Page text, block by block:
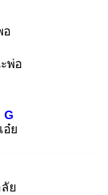
อ
พ่อ
อ๋ย
G
ย